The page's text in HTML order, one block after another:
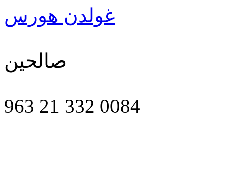
غولدن هورس
صالحين
963 21 332 0084